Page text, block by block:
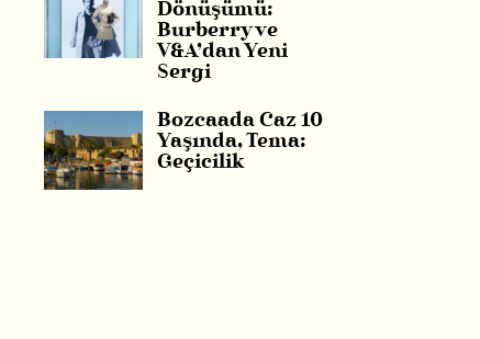
Dönüşümü:
Burberry ve
V&A’dan Yeni
Sergi
Bozcaada Caz 10
Yaşında, Tema:
Geçicilik